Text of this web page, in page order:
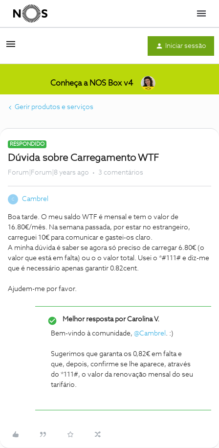
Menu
Iniciar sessão
Conheça a NOS Box v4
Gerir produtos e serviços
RESPONDIDO
Dúvida sobre Carregamento WTF
Forum|Forum|8 years ago 3 comentários
C Cambrel
Boa tarde. O meu saldo WTF é mensal e tem o valor de
16.80€/mês. Na semana passada, por estar no estrangeiro,
carreguei 10€ para comunicar e gastei-os claro.
A minha dúvida é saber se agora só preciso de carregar 6.80€ (o
valor que está em falta) ou o o valor total. Usei o *#111# e diz-me
que é necessário apenas garantir 0.82cent.
Ajudem-me por favor.
Melhor resposta porCarolina V.
Bem-vindo à comunidade, @Cambrel . :)
Sugerimos que garanta os 0,82€ em falta e
que, depois, confirme se lhe aparece, através
do *111#, o valor da renovação mensal do seu
tarifário.